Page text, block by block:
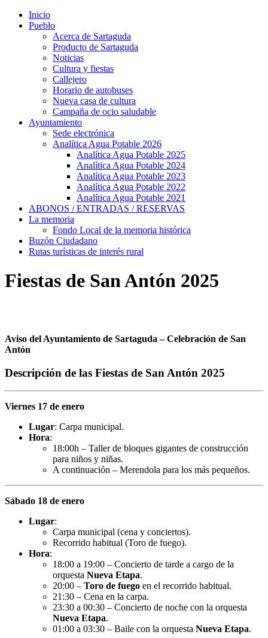
Inicio
Pueblo
Acerca de Sartaguda
Producto de Sartaguda
Noticias
Cultura y fiestas
Callejero
Horario de autobuses
Nueva casa de cultura
Campaña de ocio saludable
Ayuntamiento
Sede electrónica
Analítica Agua Potable 2026
Analítica Agua Potable 2025
Analítica Agua Potable 2024
Analítica Agua Potable 2023
Analítica Agua Potable 2022
Analítica Agua Potable 2021
ABONOS / ENTRADAS / RESERVAS
La memoria
Fondo Local de la memoria histórica
Buzón Ciudadano
Rutas turísticas de interés rural
Fiestas de San Antón 2025
Aviso del Ayuntamiento de Sartaguda – Celebración de San
Antón
Descripción de las Fiestas de San Antón 2025
Viernes 17 de enero
Lugar: Carpa municipal.
Hora:
18:00h – Taller de bloques gigantes de construcción
para niños y niñas.
A continuación – Merendola para los más pequeños.
Sábado 18 de enero
Lugar:
Carpa municipal (cena y conciertos).
Recorrido habitual (Toro de fuego).
Hora:
18:00 a 19:00 – Concierto de tarde a cargo de la
orquesta Nueva Etapa.
20:00 – Toro de fuego en el recorrido habitual.
21:30 – Cena en la carpa.
23:30 a 00:30 – Concierto de noche con la orquesta
Nueva Etapa.
01:00 a 03:30 – Baile con la orquesta Nueva Etapa.